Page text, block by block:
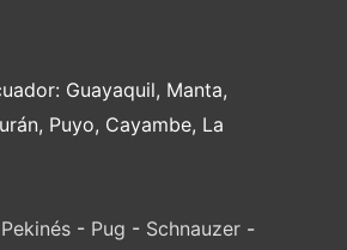
Guayaquil, Manta,
Puyo, Cayambe, La
Pekinés - Pug - Schnauzer -